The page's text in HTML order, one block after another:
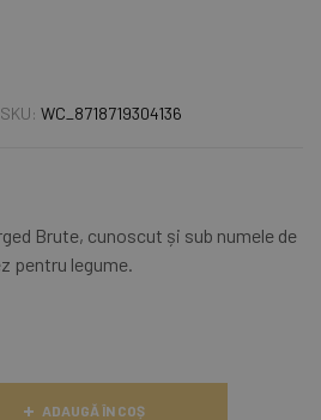
SKU: WC_8718719304136
Brute, cunoscut și sub numele de
pentru legume.
ADAUGĂ ÎN COȘ